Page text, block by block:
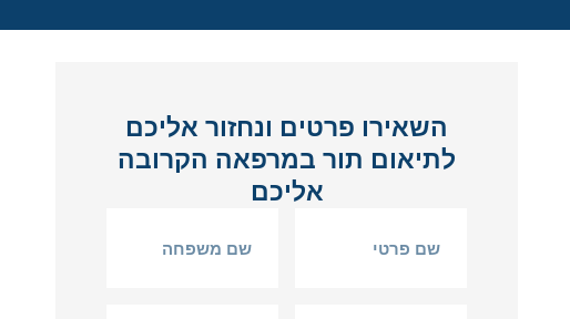
השאירו פרטים ונחזור אליכם
לתיאום תור במרפאה הקרובה
אליכם